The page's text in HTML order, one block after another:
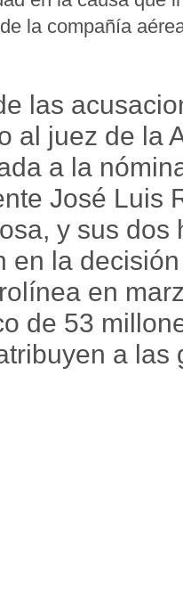
la compañía
las
al juez de la
a la
José Luis
y sus
en la
en
de 53
a